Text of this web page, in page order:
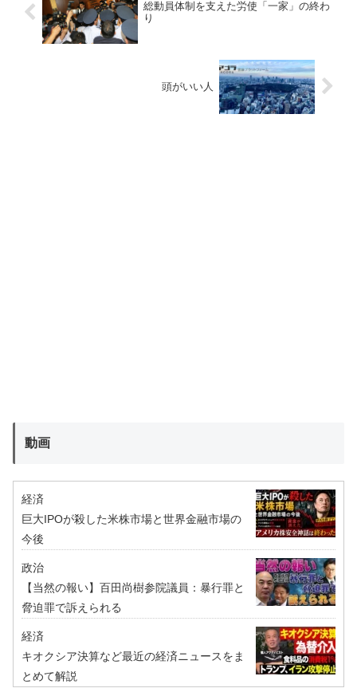
総動員体制を支えた労使「一家」の終わ
り
頭がいい人
動画
経済
巨大IPOが殺した米株市場と世界金融市場の
今後
政治
【当然の報い】百田尚樹参院議員：暴行罪と
脅迫罪で訴えられる
経済
キオクシア決算など最近の経済ニュースをま
とめて解説